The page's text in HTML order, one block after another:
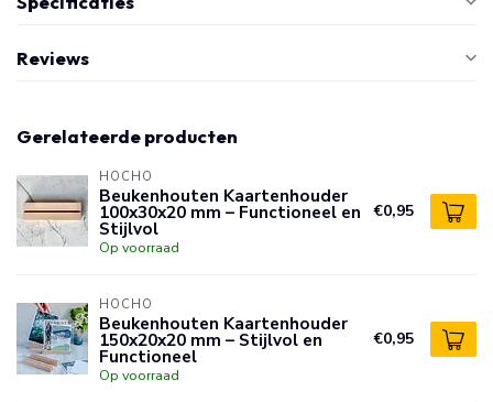
Reviews
Gerelateerde producten
HOCHO
Beukenhouten Kaartenhouder
100x30x20 mm – Functioneel en
Stijlvol
Op voorraad
€0,95
HOCHO
Beukenhouten Kaartenhouder
150x20x20 mm – Stijlvol en
Functioneel
Op voorraad
€0,95